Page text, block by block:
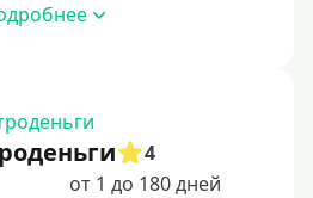
Таджикистана
Узбекистана
4
от 1 до 180 дней